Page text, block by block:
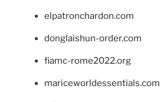
elpatronchardon.com
donglaishun-order.com
fiamc-rome2022.org
mariceworldessentials.com